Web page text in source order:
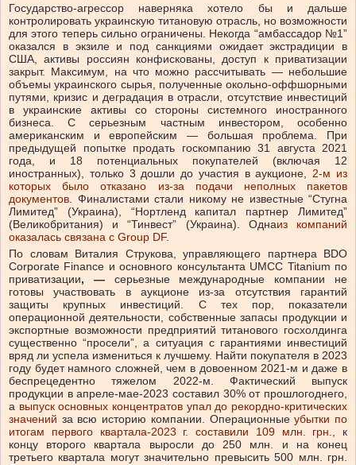
Государство-агрессор наверняка хотело бы и дальше
контролировать украинскую титановую отрасль, но возможности
для этого теперь сильно ограничены. Некогда “амбассадор №1”
оказался в экзиле и под санкциями ожидает экстрадиции в
США, активы россиян конфискованы, доступ к приватизации
закрыт. Максимум, на что можно рассчитывать — небольшие
объемы украинского сырья, полученные окольно-оффшорными
путями, кризис и деградация в отрасли, отсутствие инвестиций
в украинские активы со стороны системного иностранного
бизнеса.С серьезным частным инвестором, особенно
американским и европейским — большая проблема. При
предыдущей попытке продать госкомпанию 31 августа 2021
года, и 18 потенциальных покупателей (включая 12
иностранных), только 3 дошли до участия в аукционе, 2-м из
которых было отказано из-за подачи неполных пакетов
документов . Финалистами стали никому не известные “Стугна
Лимитед” (Украина), “Нортленд капитал партнер Лимитед”
(Великобритания) и “Тинвест” (Украина). Однаиз компаний
оказалась связана с Group DF.
По словам Виталия Струкова, управляющего партнера BDO
Corporate Finance и основного консультанта UMCC Titanium по
приватизации, — серьезные международные компании не
готовы участвовать в аукционе из-за отсутствия гарантий
защиты крупных инвестиций. С тех пор, показатели
операционной деятельности, собственные запасы продукции и
экспортные возможности предприятий титанового госхолдинга
существенно “просели”, а ситуация с гарантиями инвестиций
вряд ли успела измениться к лучшему. Найти покупателя в 2023
году будет намного сложней, чем в довоенном 2021-м и даже в
беспрецедентно тяжелом 2022-м. Фактический выпуск
продукции в апреле-мае-2023 составил 30% от прошлогоднего,
а выпуск основных концентратов упал до рекордно-критических
значений за всю историю компании. Операционныеубытки по
итогам первого квартала-2023 г. составили 109 млн. грн ., к
концу второго квартала выросли до 250 млн. и на конец
третьего квартала могут значительно превысить 500 млн. грн.